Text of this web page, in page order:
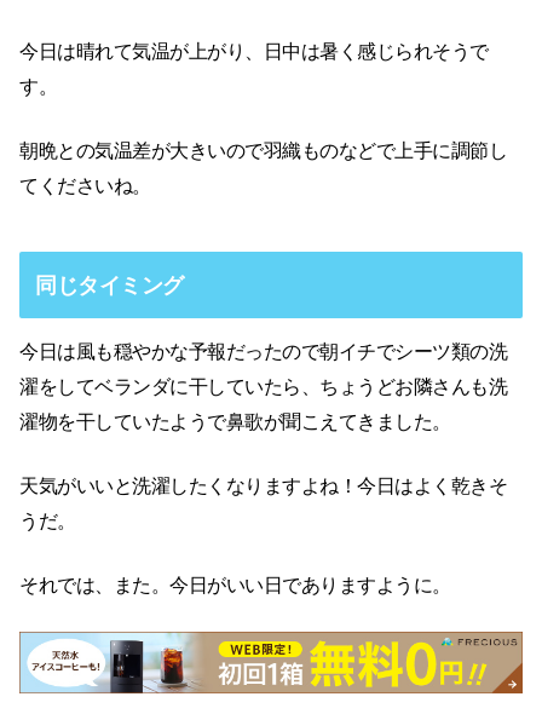
今日は晴れて気温が上がり、日中は暑く感じられそうで
す。
朝晩との気温差が大きいので羽織ものなどで上手に調節し
てくださいね。
同じタイミング
今日は風も穏やかな予報だったので朝イチでシーツ類の洗
濯をしてベランダに干していたら、ちょうどお隣さんも洗
濯物を干していたようで鼻歌が聞こえてきました。
天気がいいと洗濯したくなりますよね！今日はよく乾きそ
うだ。
それでは、また。今日がいい日でありますように。